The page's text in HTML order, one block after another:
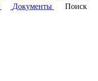
Документы
Поиск